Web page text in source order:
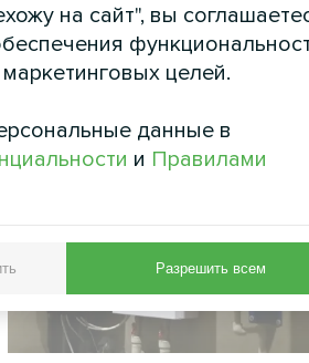
на сайт", вы
целей.
данные в
и Правилами
Разрешить всем